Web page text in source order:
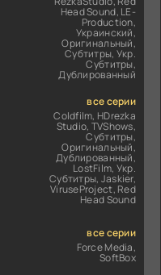
Head Sound, LE-
Production,
Украинский,
Оригинальный,
Субтитры, Укр.
Субтитры,
Дублированный
все серии
Coldfilm, HDrezka
Studio, TVShows,
Субтитры,
Оригинальный,
Дублированный,
LostFilm, Укр.
Субтитры, Jaskier,
ViruseProject, Red
Head Sound
все серии
Force Media,
SoftBox